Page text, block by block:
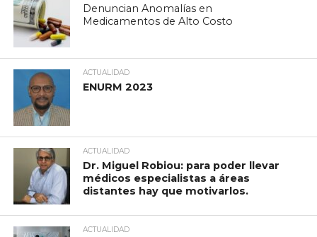
Denuncian Anomalías en
Medicamentos de Alto Costo
ACTUALIDAD
ENURM 2023
ACTUALIDAD
Dr. Miguel Robiou: para poder llevar
médicos especialistas a áreas
distantes hay que motivarlos.
ACTUALIDAD